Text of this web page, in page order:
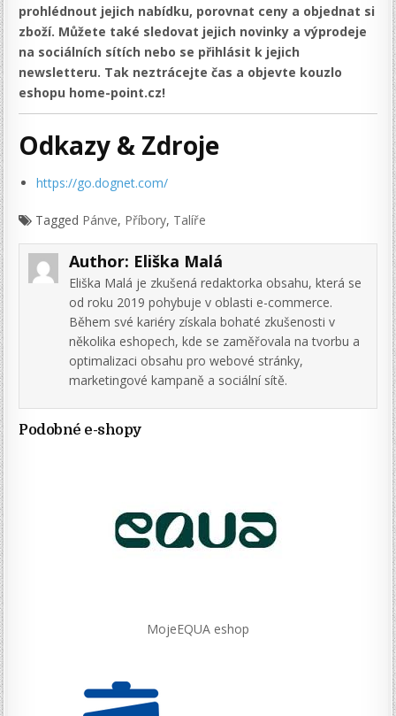
prohlédnout jejich nabídku, porovnat ceny a objednat si
zboží. Můžete také sledovat jejich novinky a výprodeje
na sociálních sítích nebo se přihlásit k jejich
newsletteru. Tak neztrácejte čas a objevte kouzlo
eshopu home-point.cz!
Odkazy & Zdroje
https://go.dognet.com/
Tagged Pánve, Příbory, Talíře
Author: Eliška Malá
Eliška Malá je zkušená redaktorka obsahu, která se
od roku 2019 pohybuje v oblasti e-commerce.
Během své kariéry získala bohaté zkušenosti v
několika eshopech, kde se zaměřovala na tvorbu a
optimalizaci obsahu pro webové stránky,
marketingové kampaně a sociální sítě.
Podobné e-shopy
MojeEQUA eshop